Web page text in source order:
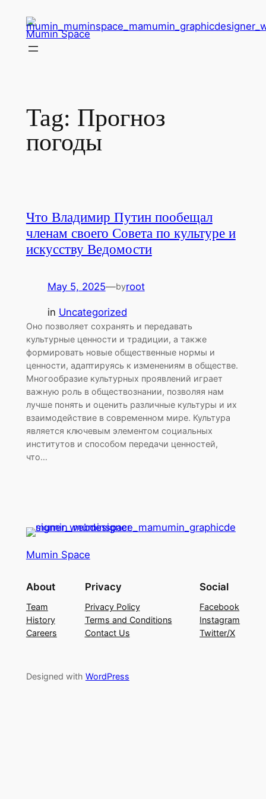
content
Mumin Space
Tag: Прогноз
погоды
Что Владимир Путин пообещал
членам своего Совета по культуре и
искусству Ведомости
May 5, 2025—byroot
in Uncategorized
Оно позволяет сохранять и передавать
культурные ценности и традиции, а также
формировать новые общественные нормы и
ценности, адаптируясь к изменениям в обществе.
Многообразие культурных проявлений играет
важную роль в обществознании, позволяя нам
лучше понять и оценить различные культуры и их
взаимодействие в современном мире. Культура
является ключевым элементом социальных
институтов и способом передачи ценностей,
что…
Mumin Space
About
Team
History
Careers
Privacy
Privacy Policy
Terms and Conditions
Contact Us
Social
Facebook
Instagram
Twitter/X
Designed with WordPress